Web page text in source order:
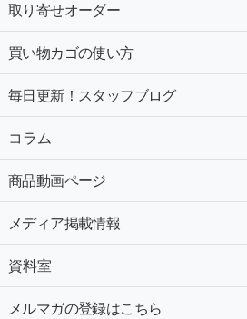
取り寄せオーダー
買い物カゴの使い方
毎日更新！スタッフブログ
コラム
商品動画ページ
メディア掲載情報
資料室
メルマガの登録はこちら